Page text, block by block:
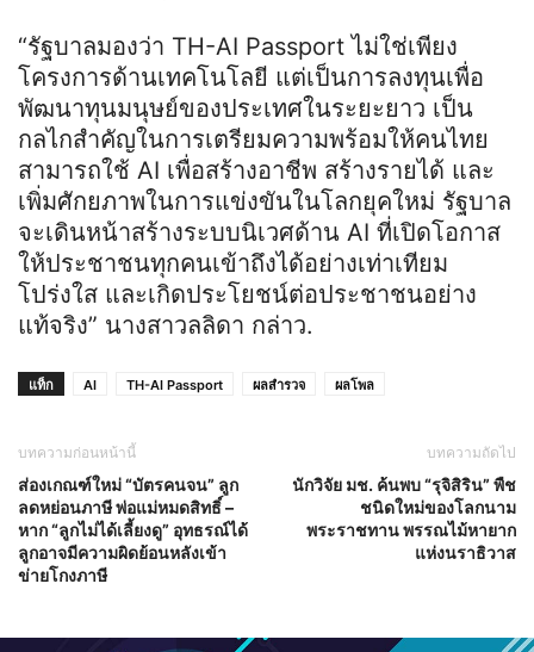
“รัฐบาลมองว่า TH-AI Passport ไม่ใช่เพียง
โครงการด้านเทคโนโลยี แต่เป็นการลงทุนเพื่อ
พัฒนาทุนมนุษย์ของประเทศในระยะยาว เป็น
กลไกสำคัญในการเตรียมความพร้อมให้คนไทย
สามารถใช้ AI เพื่อสร้างอาชีพ สร้างรายได้ และ
เพิ่มศักยภาพในการแข่งขันในโลกยุคใหม่ รัฐบาล
จะเดินหน้าสร้างระบบนิเวศด้าน AI ที่เปิดโอกาส
ให้ประชาชนทุกคนเข้าถึงได้อย่างเท่าเทียม
โปร่งใส และเกิดประโยชน์ต่อประชาชนอย่าง
แท้จริง” นางสาวลลิดา กล่าว.
แท็ก AI TH-AI Passport ผลสำรวจ ผลโพล
บทความก่อนหน้านี้
ส่องเกณฑ์ใหม่ “บัตรคนจน” ลูก
ลดหย่อนภาษี พ่อแม่หมดสิทธิ์ –
หาก “ลูกไม่ได้เลี้ยงดู” อุทธรณ์ได้
ลูกอาจมีความผิดย้อนหลังเข้า
ข่ายโกงภาษี
บทความถัดไป
นักวิจัย มช. ค้นพบ “รุจิสิริน” พืช
ชนิดใหม่ของโลกนาม
พระราชทาน พรรณไม้หายาก
แห่งนราธิวาส